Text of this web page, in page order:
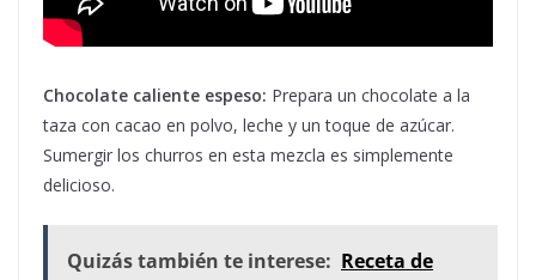
Chocolate caliente espeso: Prepara un chocolate a la
taza con cacao en polvo, leche y un toque de azúcar.
Sumergir los churros en esta mezcla es simplemente
delicioso.
Quizás también te interese: Receta de